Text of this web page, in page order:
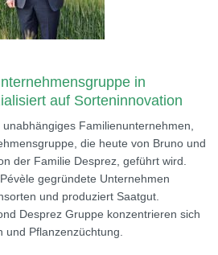
in
auf Sorteninnovation
Familienunternehmen,
die heute von Bruno und
der Familie Desprez, geführt wird.
gegründete Unternehmen
und produziert Saatgut.
Desprez Gruppe konzentrieren sich
Pflanzenzüchtung.